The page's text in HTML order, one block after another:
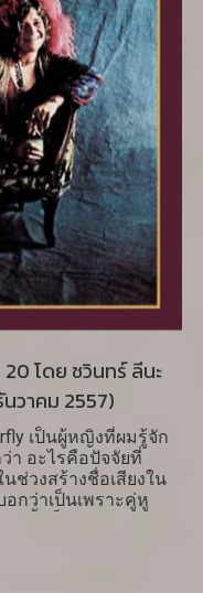
โดย ชวินทร์ ลีนะ
วาคม 2557)
เป็นผู้หญิงที่ผมรู้จัก
า อะไรคือปัจจัยที่
นช่วงสร้างชื่อเสียงใน
กว่าเป็นเพราะคู่หู
นนั้นก็จะอธิบาย
ะ ไม่ปรากฏตัวออก